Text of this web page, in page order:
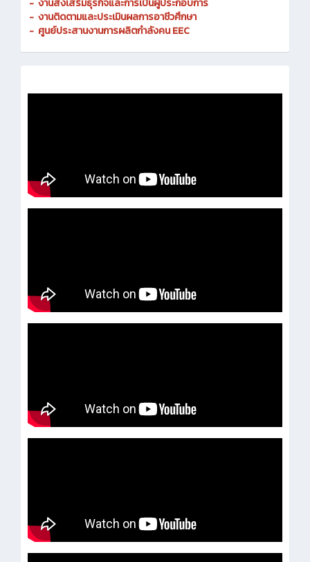
- งานมาตรฐานและการประกันคุณภาพสถานศึกษา
- งานส่งเสริมธุรกิจและการเป็นผู้ประกอบการ
- งานติดตามและประเมินผลการอาชีวศึกษา
-ศูนย์ประสานงานการผลิตกำลังคน EEC